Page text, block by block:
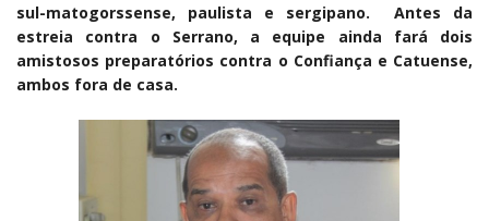
sul-matogorssense, paulista e sergipano. Antes da
estreia contra o Serrano, a equipe ainda fará dois
amistosos preparatórios contra o Confiança e Catuense,
ambos fora de casa.